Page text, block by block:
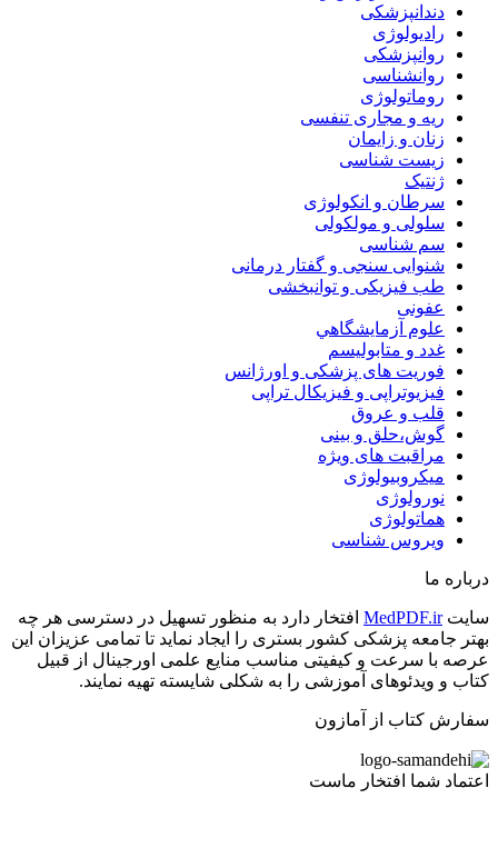
دندانپزشکی
رادیولوژی
روانپزشکی
روانشناسی
روماتولوژی
ریه و مجاری تنفسی
زنان و زایمان
زیست شناسی
ژنتیک
سرطان و انکولوژی
سلولی و مولکولی
سم شناسی
شنوایی سنجی و گفتار درمانی
طب فیزیکی و توانبخشی
عفونی
علوم آزمايشگاهي
غدد و متابولیسم
فوریت های پزشکی و اورژانس
فیزیوتراپی و فیزیکال تراپی
قلب و عروق
گوش،حلق و بینی
مراقبت های ویژه
میکروبیولوژی
نورولوژی
هماتولوژی
ویروس شناسی
درباره ما
سایتMedPDF.ir افتخار دارد به منظور تسهیل در دسترسی هر چه
بهتر جامعه پزشکی کشور بستری را ایجاد نماید تا تمامی عزیزان این
عرصه با سرعت و کیفیتی مناسب منایع علمی اورجینال از قبیل
کتاب و ویدئوهای آموزشی را به شکلی شایسته تهیه نمایند.
سفارش کتاب از آمازون
اعتماد شما افتخار ماست